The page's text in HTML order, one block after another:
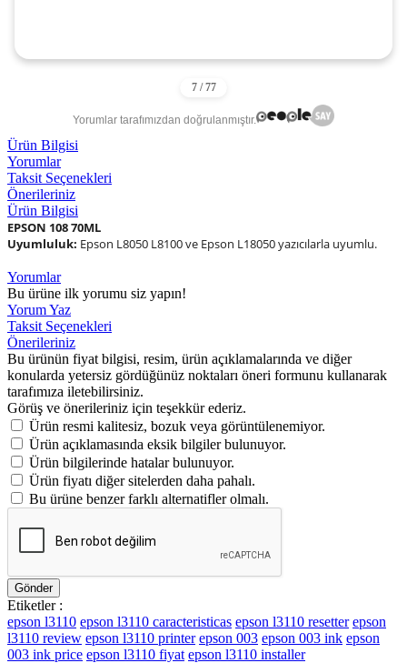
Yorumlar tarafımızdan doğrulanmıştır.
Ürün Bilgisi
Yorumlar
Taksit Seçenekleri
Önerileriniz
Ürün Bilgisi
EPSON 108 70ML
Uyumluluk: Epson L8050 L8100 ve Epson L18050 yazıcılarla uyumlu.
Yorumlar
Bu ürüne ilk yorumu siz yapın!
Yorum Yaz
Taksit Seçenekleri
Önerileriniz
Bu ürünün fiyat bilgisi, resim, ürün açıklamalarında ve diğer
konularda yetersiz gördüğünüz noktaları öneri formunu kullanarak
tarafımıza iletebilirsiniz.
Görüş ve önerileriniz için teşekkür ederiz.
Ürün resmi kalitesiz, bozuk veya görüntülenemiyor.
Ürün açıklamasında eksik bilgiler bulunuyor.
Ürün bilgilerinde hatalar bulunuyor.
Ürün fiyatı diğer sitelerden daha pahalı.
Bu ürüne benzer farklı alternatifler olmalı.
Gönder
Etiketler :
epson l3110 epson l3110 caracteristicas epson l3110 resetter epson
l3110 review epson l3110 printer epson 003 epson 003 ink epson
003 ink price epson l3110 fiyat epson l3110 installer